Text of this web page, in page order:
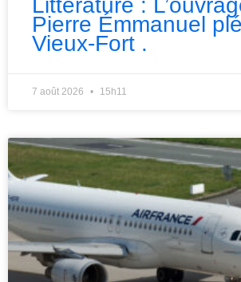
Littérature :
Pierre Émmanuel
Vieux-Fort .
7 août 2026 15h11